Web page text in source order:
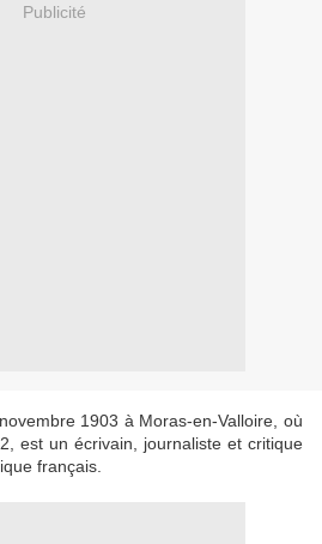
Publicité
1903 à Moras-en-Valloire, où
est un écrivain, journaliste et critique
français.